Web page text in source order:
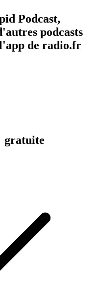
Podcast,
podcasts
de radio.fr
gratuite